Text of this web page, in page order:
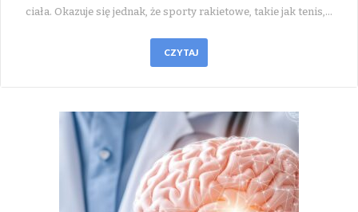
ciała. Okazuje się jednak, że sporty rakietowe, takie jak tenis,…
CZYTAJ